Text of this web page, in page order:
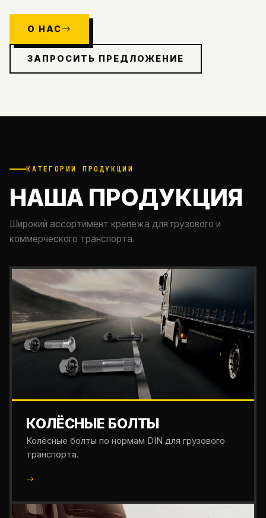
О НАС
ЗАПРОСИТЬ ПРЕДЛОЖЕНИЕ
КАТЕГОРИИ ПРОДУКЦИИ
НАША ПРОДУКЦИЯ
Широкий ассортимент крепежа для грузового и
коммерческого транспорта.
КОЛЁСНЫЕ БОЛТЫ
Колёсные болты по нормам DIN для грузового
транспорта.